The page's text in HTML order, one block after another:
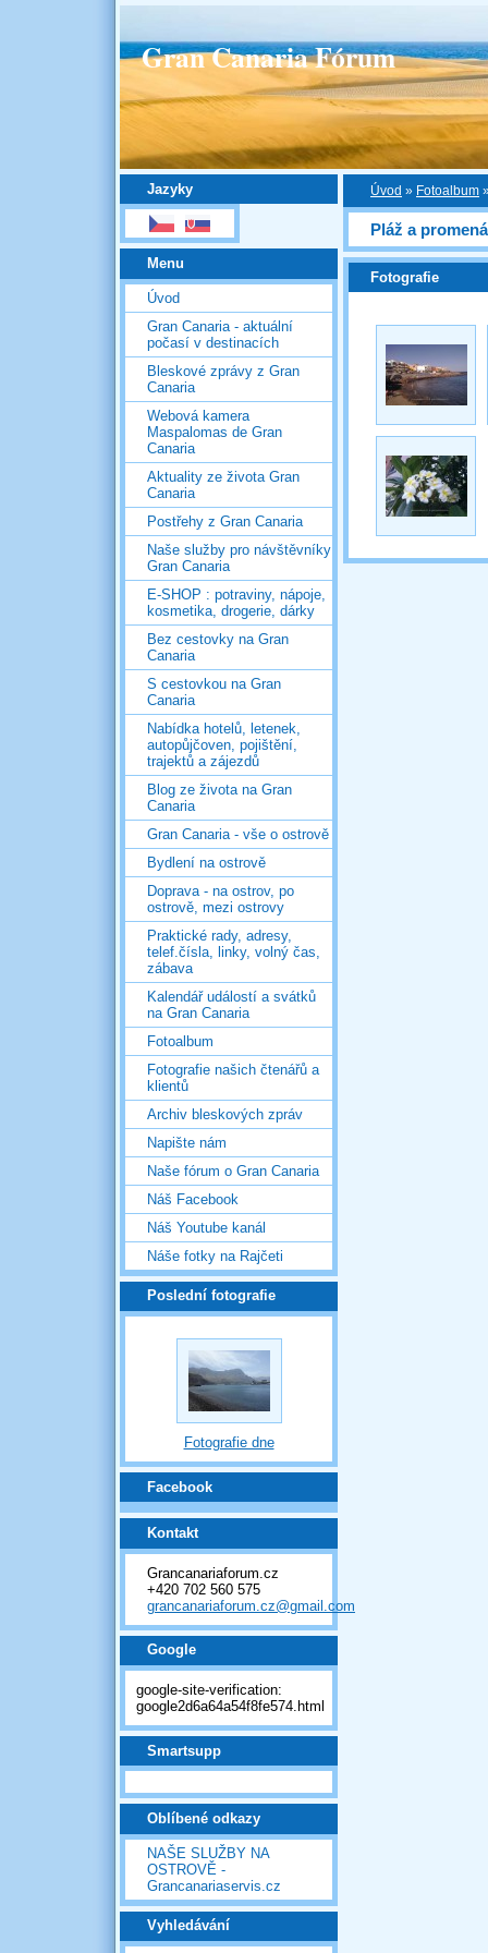
Gran Canaria Fórum
Jazyky
Menu
Úvod
Gran Canaria - aktuální
počasí v destinacích
Bleskové zprávy z Gran
Canaria
Webová kamera
Maspalomas de Gran
Canaria
Aktuality ze života Gran
Canaria
Postřehy z Gran Canaria
Naše služby pro návštěvníky
Gran Canaria
E-SHOP : potraviny, nápoje,
kosmetika, drogerie, dárky
Bez cestovky na Gran
Canaria
S cestovkou na Gran
Canaria
Nabídka hotelů, letenek,
autopůjčoven, pojištění,
trajektů a zájezdů
Blog ze života na Gran
Canaria
Gran Canaria - vše o ostrově
Bydlení na ostrově
Doprava - na ostrov, po
ostrově, mezi ostrovy
Praktické rady, adresy,
telef.čísla, linky, volný čas,
zábava
Kalendář událostí a svátků
na Gran Canaria
Fotoalbum
Fotografie našich čtenářů a
klientů
Archiv bleskových zpráv
Napište nám
Naše fórum o Gran Canaria
Náš Facebook
Náš Youtube kanál
Náše fotky na Rajčeti
Poslední fotografie
Fotografie dne
Facebook
Kontakt
Grancanariaforum.cz
+420 702 560 575
grancanariaforum.cz@gmail.com
Google
google-site-verification:
google2d6a64a54f8fe574.html
Smartsupp
Oblíbené odkazy
NAŠE SLUŽBY NA
OSTROVĚ -
Grancanariaservis.cz
Vyhledávání
Úvod » Fotoalbum
Pláž a
Fotografie